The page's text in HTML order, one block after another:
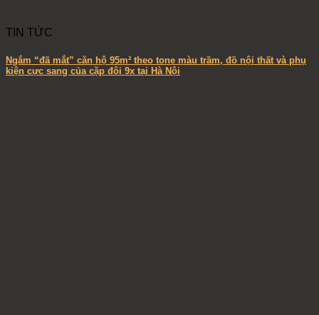
TIN TỨC
Ngắm “đã mắt” căn hộ 95m² theo tone màu trầm, đồ nội thất và phụ
kiện cực sang của cặp đôi 9x tại Hà Nội